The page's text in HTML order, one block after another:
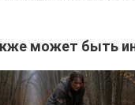
может быть